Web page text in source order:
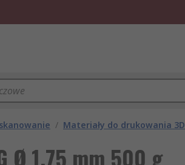
/ Materiały do drukowania 3D
Ø 1.75 mm 500 g